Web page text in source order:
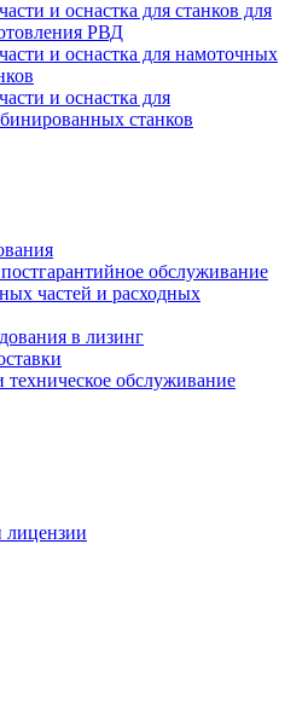
и оснастка для станков для
РВД
и оснастка для намоточных
и оснастка для
станков
обслуживание
частей и расходных
в лизинг
техническое обслуживание